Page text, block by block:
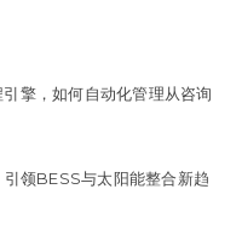
擎，如何自动化管理从咨询
领BESS与太阳能整合新趋